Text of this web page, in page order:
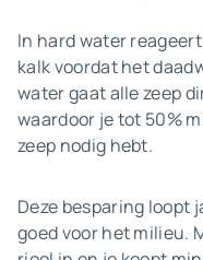
In hard water
kalk voordat het
water gaat alle zeep
waardoor je tot 50%
zeep nodig hebt.
Deze besparing loopt
goed voor het milieu.